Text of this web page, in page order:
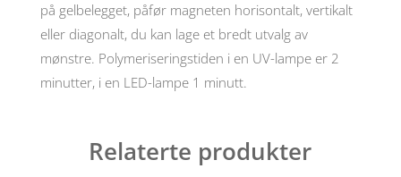
på gelbelegget, påfør magneten horisontalt, vertikalt
eller diagonalt, du kan lage et bredt utvalg av
mønstre. Polymeriseringstiden i en UV-lampe er 2
minutter, i en LED-lampe 1 minutt.
Relaterte produkter